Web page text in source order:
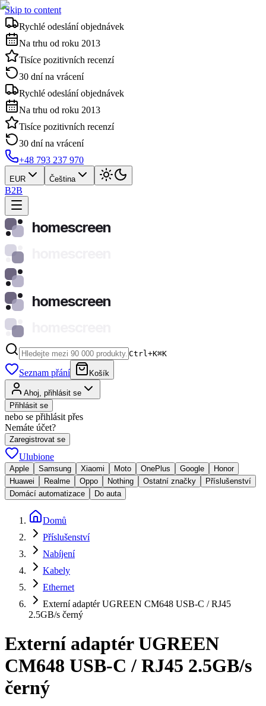
Skip to content
Rychlé odeslání objednávek
Na trhu od roku 2013
Tisíce pozitivních recenzí
30 dní na vrácení
Rychlé odeslání objednávek
Na trhu od roku 2013
Tisíce pozitivních recenzí
30 dní na vrácení
+48 793 237 970
EUR Čeština
B2B
homescreen
homescreen
Ctrl+K⌘K
Seznam přání Košík
Ahoj, přihlásit se
Přihlásit se
nebo se přihlásit přes
Nemáte účet?
Zaregistrovat se
Ulubione
Apple Samsung Xiaomi Moto OnePlus Google
Honor
Huawei
Realme Oppo Nothing Ostatní značky
Příslušenství
Domácí automatizace
Do auta
Domů
Příslušenství
Nabíjení
Kabely
Ethernet
Externí adaptér UGREEN CM648 USB-C / RJ45
2.5GB/s černý
Externí adaptér UGREEN
CM648 USB-C / RJ45 2.5GB/s
černý